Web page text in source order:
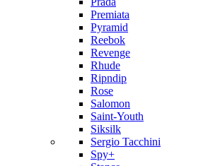
Premiata
Pyramid
Reebok
Revenge
Rhude
Ripndip
Rose
Salomon
Saint-Youth
Siksilk
Sergio Tacchini
Spy+